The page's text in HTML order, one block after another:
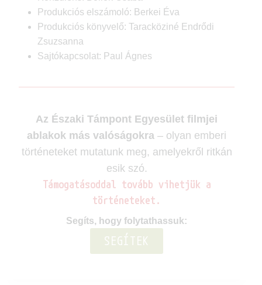
Produkciós elszámoló: Berkei Éva
Produkciós könyvelő: Taracköziné Endrődi
Zsuzsanna
Sajtókapcsolat: Paul Ágnes
Az Északi Támpont Egyesület filmjei
ablakok más valóságokra – olyan emberi
történeteket mutatunk meg, amelyekről ritkán
esik szó.
Támogatásoddal tovább vihetjük a
történeteket.
Segíts, hogy folytathassuk:
SEGÍTEK